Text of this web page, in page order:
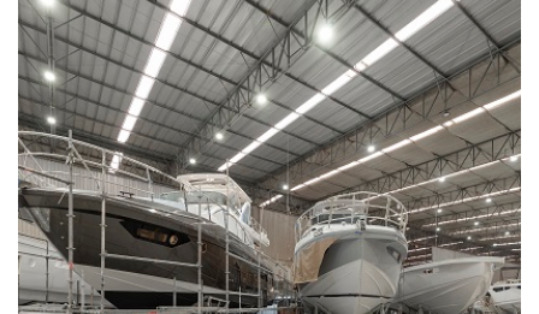
07/08/2026 | 07:00
Itapema se destaca no IDEB e conquista melhor resultado da região